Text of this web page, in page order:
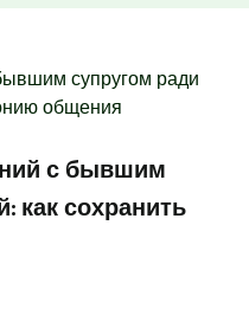
супругом ради
общения
с бывшим
как сохранить